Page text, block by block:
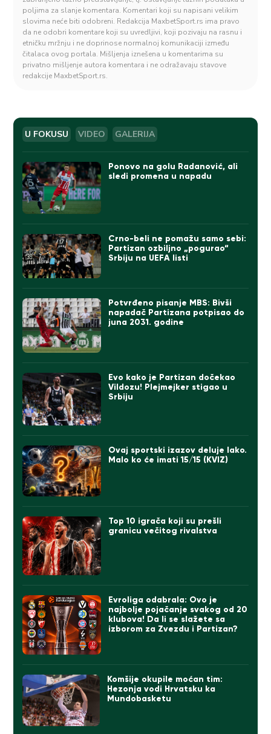
poljima za slanje komentara. Komentari koji su napisani velikim
slovima neće biti odobreni. Redakcija MaxbetSport.rs ima pravo
da ne odobri komentare koji su uvredljivi, koji pozivaju na rasnu i
etničku mržnju i ne doprinose normalnoj komunikaciji između
čitalaca ovog portala. Mišljenja iznešena u komentarima su
privatno mišljenje autora komentara i ne odražavaju stavove
redakcije MaxbetSport.rs.
U FOKUSU VIDEO GALERIJA
Ponovo na golu Radanović, ali
sledi promena u napadu
Crno-beli ne pomažu samo sebi:
Partizan ozbiljno „pogurao“
Srbiju na UEFA listi
Potvrđeno pisanje MBS: Bivši
napadač Partizana potpisao do
juna 2031. godine
Evo kako je Partizan dočekao
Vildozu! Plejmejker stigao u
Srbiju
Ovaj sportski izazov deluje lako.
Malo ko će imati 15/15 (KVIZ)
Top 10 igrača koji su prešli
granicu večitog rivalstva
Evroliga odabrala: Ovo je
najbolje pojačanje svakog od 20
klubova! Da li se slažete sa
izborom za Zvezdu i Partizan?
Komšije okupile moćan tim:
Hezonja vodi Hrvatsku ka
Mundobasketu